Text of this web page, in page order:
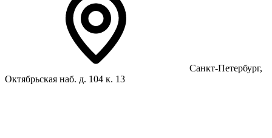
Санкт-Петербург,
Октябрьская наб. д. 104 к. 13